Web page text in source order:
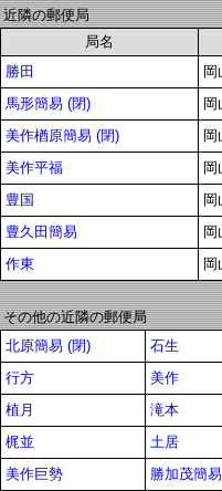
近隣の郵便局
局名
勝田
馬形簡易 (閉)
美作楢原簡易 (閉)
美作平福
豊国
豊久田簡易
作東
その他の近隣の郵便局
北原簡易 (閉)
石生
行方
美作
植月
滝本
梶並
土居
美作巨勢
勝加茂簡易